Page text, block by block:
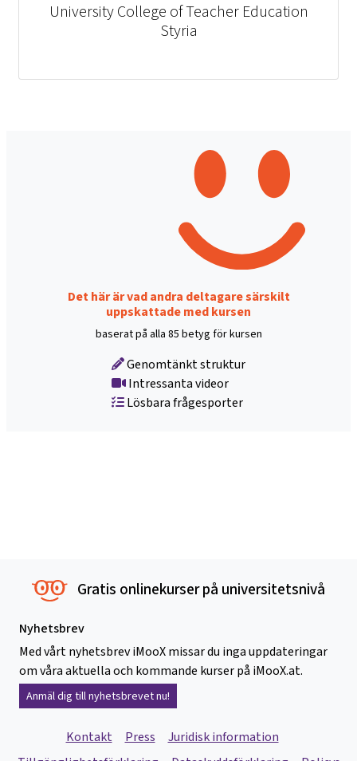
University College of Teacher Education
Styria
Det här är vad andra deltagare särskilt
uppskattade med kursen
baserat på alla 85 betyg för kursen
Genomtänkt struktur
Intressanta videor
Lösbara frågesporter
Gratis onlinekurser på universitetsnivå
Nyhetsbrev
Med vårt nyhetsbrev iMooX missar du inga uppdateringar
om våra aktuella och kommande kurser på iMooX.at.
Anmäl dig till nyhetsbrevet nu!
Kontakt Press
Juridisk information